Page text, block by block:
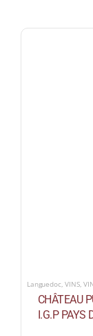
Languedoc ,VINS,
CHÂTEAU
I.G.P PAYS